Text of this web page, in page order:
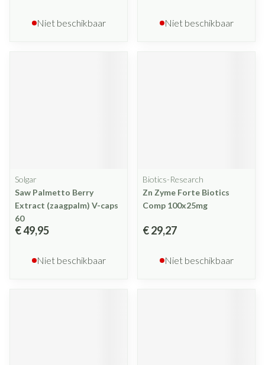
Niet beschikbaar Niet beschikbaar
Solgar
Saw Palmetto Berry
Extract (zaagpalm) V-caps
60
€ 49,95
Niet beschikbaar
Biotics-Research
Zn Zyme Forte Biotics
Comp 100x25mg
€ 29,27
Niet beschikbaar